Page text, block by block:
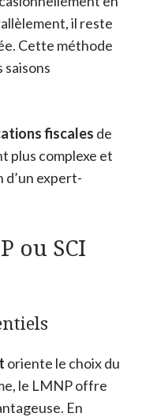
il reste
Cette méthode
saisons
fiscales de
plus complexe et
expert-
ou SCI
oriente le choix du
le LMNP offre
En